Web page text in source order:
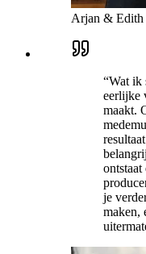
Arjan & Edith
“Wat ik
eerlijke
maakt.
je
maken,